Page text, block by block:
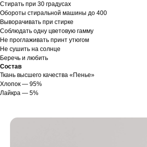
Стирать при 30 градусах
Обороты стиральной машины до 400
Выворачивать при стирке
Соблюдать одну цветовую гамму
Не проглаживать принт утюгом
Не сушить на солнце
Беречь и любить
Состав
Ткань высшего качества «Пенье»
Хлопок — 95%
Лайкра — 5%